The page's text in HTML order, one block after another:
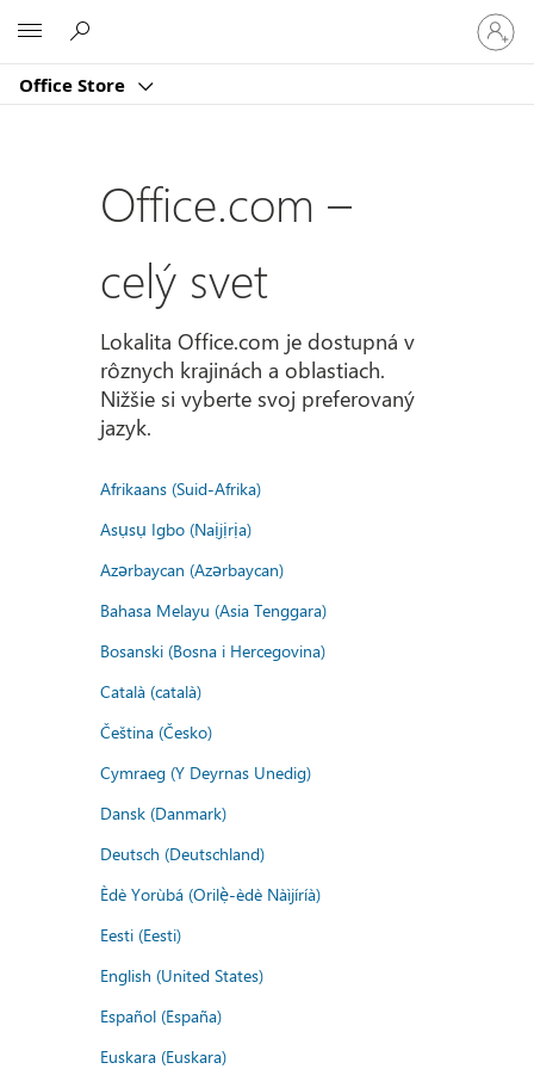
Office Store
sa
k
kontu
Office.com –
celý svet
Lokalita Office.com je dostupná v
rôznych krajinách a oblastiach.
Nižšie si vyberte svoj preferovaný
jazyk.
Afrikaans (Suid-Afrika)
Asụsụ Igbo (Naịjịrịa)
Azərbaycan (Azərbaycan)
Bahasa Melayu (Asia Tenggara)
Bosanski (Bosna i Hercegovina)
Català (català)
Čeština (Česko)
Cymraeg (Y Deyrnas Unedig)
Dansk (Danmark)
Deutsch (Deutschland)
Èdè Yorùbá (Orilẹ̀-èdè Nàìjíríà)
Eesti (Eesti)
English (United States)
Español (España)
Euskara (Euskara)